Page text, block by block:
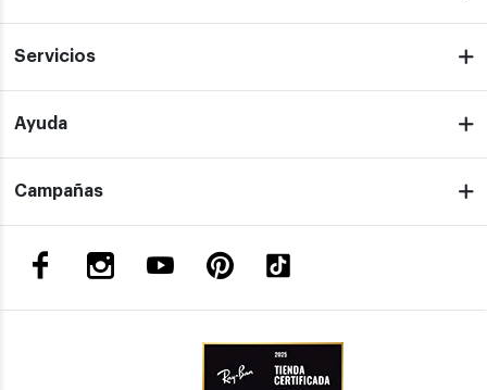
Servicios
Ayuda
Campañas